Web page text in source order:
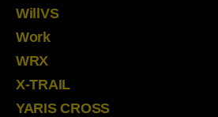
WillVS
Work
WRX
X-TRAIL
YARIS CROSS